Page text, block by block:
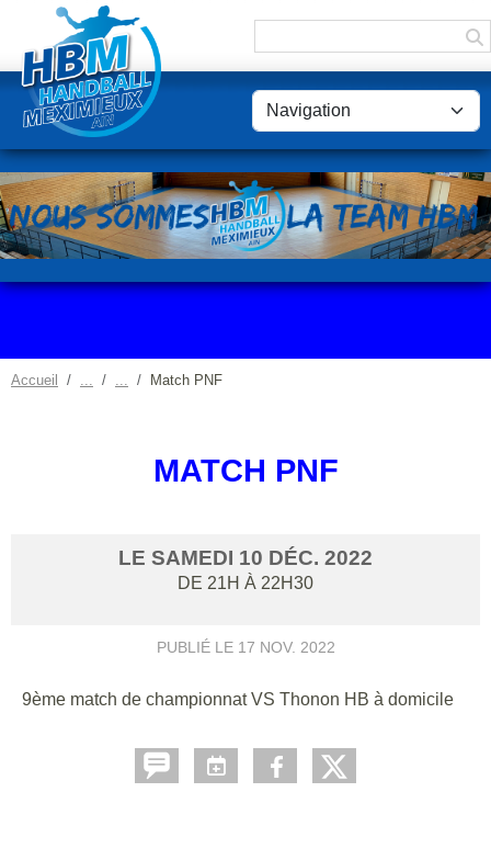
Accueil Match PNF
MATCH PNF
LE SAMEDI 10 DÉC. 2022
DE 21H À 22H30
PUBLIÉ LE 17 NOV. 2022
9ème match de championnat VS Thonon HB à domicile
Panneau de gestion des cookies